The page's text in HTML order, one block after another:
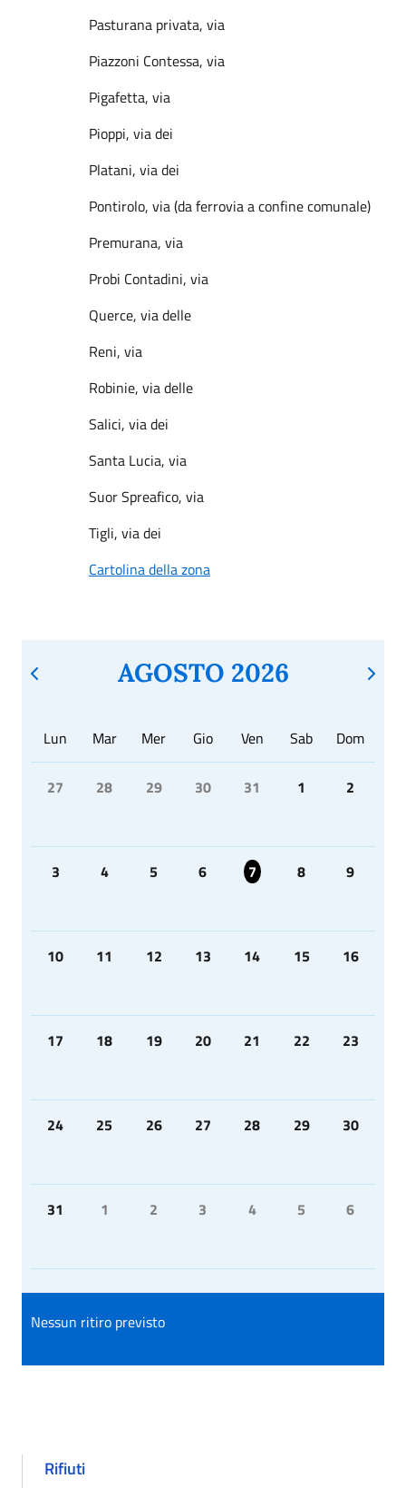
Pasturana privata, via
Piazzoni Contessa, via
Pigafetta, via
Pioppi, via dei
Platani, via dei
Pontirolo, via (da ferrovia a confine comunale)
Premurana, via
Probi Contadini, via
Querce, via delle
Reni, via
Robinie, via delle
Salici, via dei
Santa Lucia, via
Suor Spreafico, via
Tigli, via dei
Cartolina della zona
AGOSTO 2026
Lun Mar Mer Gio Ven Sab Dom
27 28 29 30 31 1 2
3 4 5 6 7 8 9
10 11 12 13 14 15 16
17 18 19 20 21 22 23
24 25 26 27 28 29 30
31 1 2 3 4 5 6
Nessun ritiro previsto
Rifiuti